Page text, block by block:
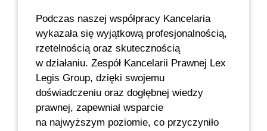
Podczas naszej współpracy Kancelaria
wykazała się wyjątkową profesjonalnością,
rzetelnością oraz skutecznością
w działaniu. Zespół Kancelarii Prawnej Lex
Legis Group, dzięki swojemu
doświadczeniu oraz dogłębnej wiedzy
prawnej, zapewniał wsparcie
na najwyższym poziomie, co przyczyniło